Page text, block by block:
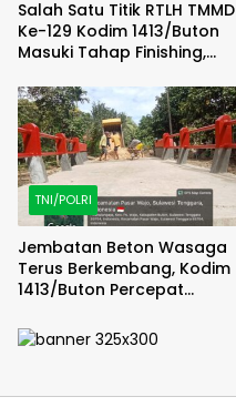
Salah Satu Titik RTLH TMMD
Ke-129 Kodim 1413/Buton
Masuki Tahap Finishing,
Nyata
TNI/POLRI
Jembatan Beton Wasaga
Terus Berkembang, Kodim
1413/Buton Percepat